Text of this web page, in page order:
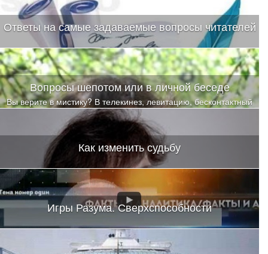
Ответы на самые задаваемые вопросы читателей
Вопросы шепотом или в личной беседе
Вы верите в мистику? В телекинез, левитацию, бесконтактный
бой? В чудеса исцеления? Я тоже не верила
Как изменить судьбу
Игры Разума. Сверхспособности